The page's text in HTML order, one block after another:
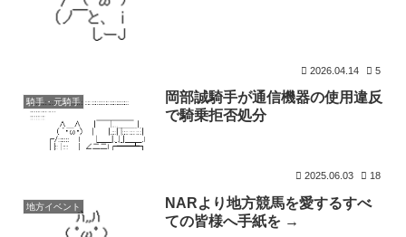
2026.04.14 5
騎手・元騎手
岡部誠騎手が通信機器の使用違反
で騎乗拒否処分
2025.06.03 18
地方イベント
NARより地方競馬を愛するすべ
ての皆様へ手紙を →